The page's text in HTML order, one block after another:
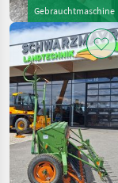
Gebrauchtmaschine